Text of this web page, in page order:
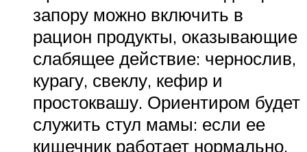
запору можно включить в
рацион продукты, оказывающие
слабящее действие: чернослив,
курагу, свеклу, кефир и
простоквашу. Ориентиром будет
служить стул мамы: если ее
кишечник работает нормально,